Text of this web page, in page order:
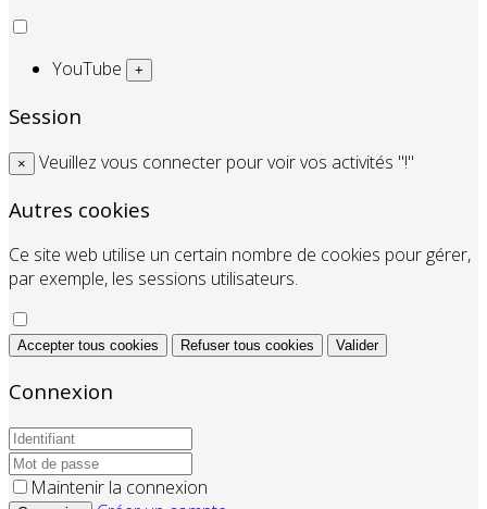
YouTube +
Session
× Veuillez vous connecter pour voir vos activités "!"
Autres cookies
Ce site web utilise un certain nombre de cookies pour gérer,
par exemple, les sessions utilisateurs.
Accepter tous cookies Refuser tous cookies Valider
Connexion
Maintenir la connexion